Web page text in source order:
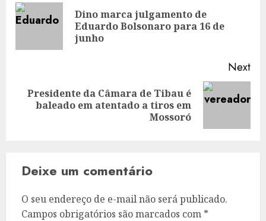
navigationDino marca julgamento de
Eduardo Bolsonaro para 16 de
junho
Next
Next
Presidente da Câmara de Tibau é
baleado em atentado a tiros em
Mossoró
Deixe um comentário
O seu endereço de e-mail não será publicado.
Campos obrigatórios são marcados com *